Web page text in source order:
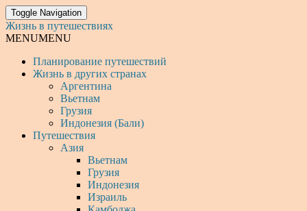
Toggle Navigation
Жизнь в путешествиях
MENUMENU
Планирование путешествий
Жизнь в других странах
Аргентина
Вьетнам
Грузия
Индонезия (Бали)
Путешествия
Азия
Вьетнам
Грузия
Индонезия
Израиль